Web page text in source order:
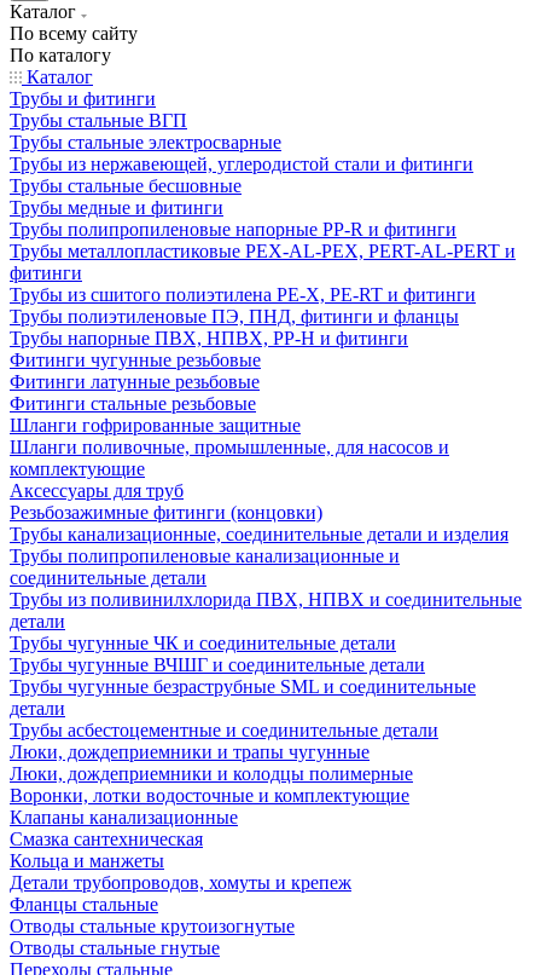
Каталог
По всему сайту
По каталогу
Каталог
Трубы и фитинги
Трубы стальные ВГП
Трубы стальные электросварные
Трубы из нержавеющей, углеродистой стали и фитинги
Трубы стальные бесшовные
Трубы медные и фитинги
Трубы полипропиленовые напорные PP-R и фитинги
Трубы металлопластиковые PEX-AL-PEX, PERT-AL-PERT и
фитинги
Трубы из сшитого полиэтилена PE-X, PE-RT и фитинги
Трубы полиэтиленовые ПЭ, ПНД, фитинги и фланцы
Трубы напорные ПВХ, НПВХ, PP-H и фитинги
Фитинги чугунные резьбовые
Фитинги латунные резьбовые
Фитинги стальные резьбовые
Шланги гофрированные защитные
Шланги поливочные, промышленные, для насосов и
комплектующие
Аксессуары для труб
Резьбозажимные фитинги (концовки)
Трубы канализационные, соединительные детали и изделия
Трубы полипропиленовые канализационные и
соединительные детали
Трубы из поливинилхлорида ПВХ, НПВХ и соединительные
детали
Трубы чугунные ЧК и соединительные детали
Трубы чугунные ВЧШГ и соединительные детали
Трубы чугунные безраструбные SML и соединительные
детали
Трубы асбестоцементные и соединительные детали
Люки, дождеприемники и трапы чугунные
Люки, дождеприемники и колодцы полимерные
Воронки, лотки водосточные и комплектующие
Клапаны канализационные
Смазка сантехническая
Кольца и манжеты
Детали трубопроводов, хомуты и крепеж
Фланцы стальные
Отводы стальные крутоизогнутые
Отводы стальные гнутые
Переходы стальные